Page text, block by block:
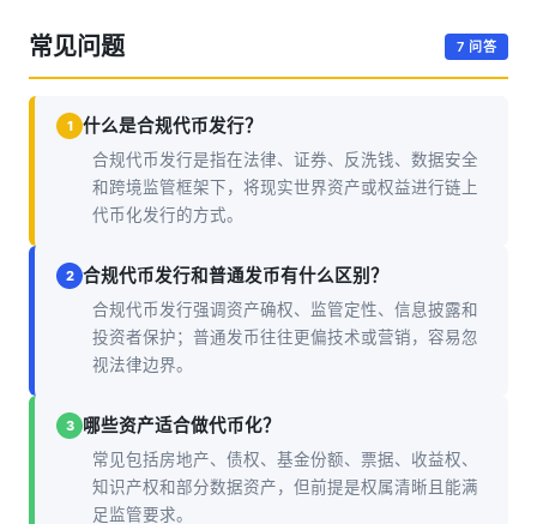
常见问题 7 问答
1 什么是合规代币发行？
合规代币发行是指在法律、证券、反洗钱、数据安全
和跨境监管框架下，将现实世界资产或权益进行链上
代币化发行的方式。
2 合规代币发行和普通发币有什么区别？
合规代币发行强调资产确权、监管定性、信息披露和
投资者保护；普通发币往往更偏技术或营销，容易忽
视法律边界。
3 哪些资产适合做代币化？
常见包括房地产、债权、基金份额、票据、收益权、
知识产权和部分数据资产，但前提是权属清晰且能满
足监管要求。